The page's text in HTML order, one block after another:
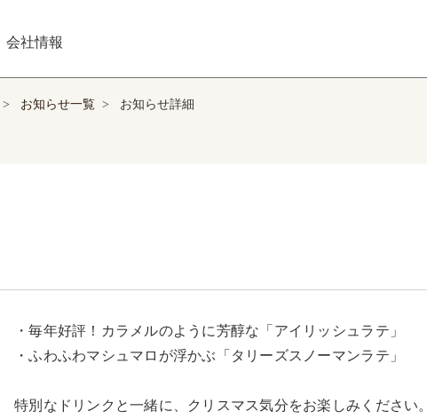
会社情報
> お知らせ一覧 > お知らせ詳細
・毎年好評！カラメルのように芳醇な「アイリッシュラテ」
・ふわふわマシュマロが浮かぶ「タリーズスノーマンラテ」
特別なドリンクと一緒に、クリスマス気分をお楽しみください。